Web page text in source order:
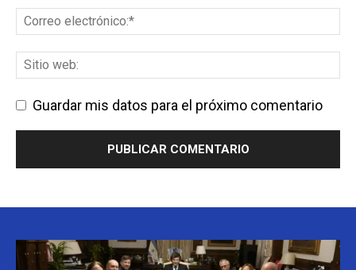
Guardar mis datos para el próximo comentario